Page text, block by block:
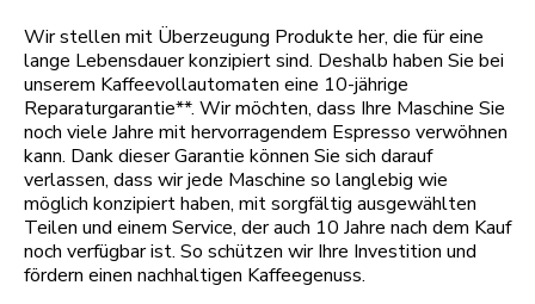
Wir stellen mit Überzeugung Produkte her, die für eine
lange Lebensdauer konzipiert sind. Deshalb haben Sie bei
unserem Kaffeevollautomaten eine 10-jährige
Reparaturgarantie**. Wir möchten, dass Ihre Maschine Sie
noch viele Jahre mit hervorragendem Espresso verwöhnen
kann. Dank dieser Garantie können Sie sich darauf
verlassen, dass wir jede Maschine so langlebig wie
möglich konzipiert haben, mit sorgfältig ausgewählten
Teilen und einem Service, der auch 10 Jahre nach dem Kauf
noch verfügbar ist. So schützen wir Ihre Investition und
fördern einen nachhaltigen Kaffeegenuss.